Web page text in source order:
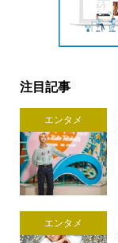
注目記事
エンタメ
エンタメ